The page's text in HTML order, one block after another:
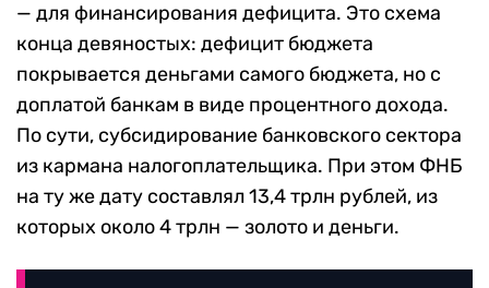
— для финансирования дефицита. Это схема
конца девяностых: дефицит бюджета
покрывается деньгами самого бюджета, но с
доплатой банкам в виде процентного дохода.
По сути, субсидирование банковского сектора
из кармана налогоплательщика. При этом ФНБ
на ту же дату составлял 13,4 трлн рублей, из
которых около 4 трлн — золото и деньги.